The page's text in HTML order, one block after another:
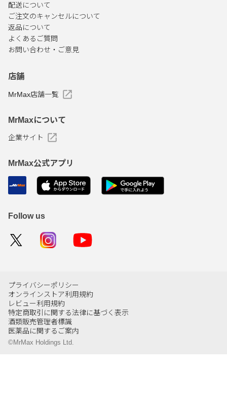
配送について
ご注文のキャンセルについて
返品について
よくあるご質問
お問い合わせ・ご意見
店舗
MrMax店舗一覧
MrMaxについて
企業サイト
MrMax公式アプリ
Follow us
プライバシーポリシー
オンラインストア利用規約
レビュー利用規約
特定商取引に関する法律に基づく表示
酒類販売管理者標識
医薬品に関するご案内
©MrMax Holdings Ltd.